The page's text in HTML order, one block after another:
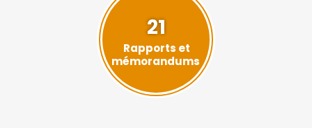
21
Rapports et
mémorandums